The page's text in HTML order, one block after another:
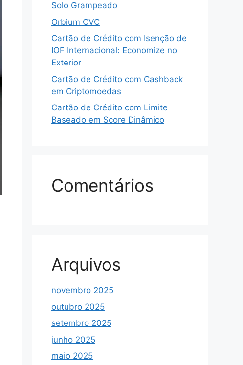
Solo Grampeado
Orbium CVC
Cartão de Crédito com Isenção de
IOF Internacional: Economize no
Exterior
Cartão de Crédito com Cashback
em Criptomoedas
Cartão de Crédito com Limite
Baseado em Score Dinâmico
Comentários
Arquivos
novembro 2025
outubro 2025
setembro 2025
junho 2025
maio 2025